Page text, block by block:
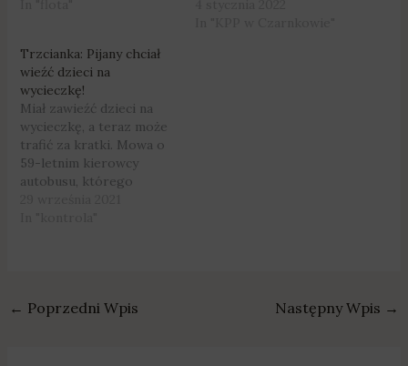
Trzcianka: Pijany chciał
wieźć dzieci na
wycieczkę!
Miał zawieźć dzieci na
wycieczkę, a teraz może
trafić za kratki. Mowa o
59-letnim kierowcy
autobusu, którego
szkolnego wyjazdu –
← Poprzedni Wpis Następny Wpis →